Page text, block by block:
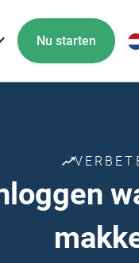
Nu starten